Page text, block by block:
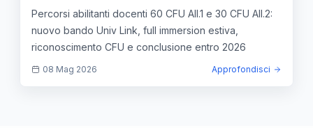
estiva e abilitazione entro il 2026
Percorsi abilitanti docenti 60 CFU All.1 e 30 CFU All.2:
nuovo bando Univ Link, full immersion estiva,
riconoscimento CFU e conclusione entro 2026
08 Mag 2026 Approfondisci